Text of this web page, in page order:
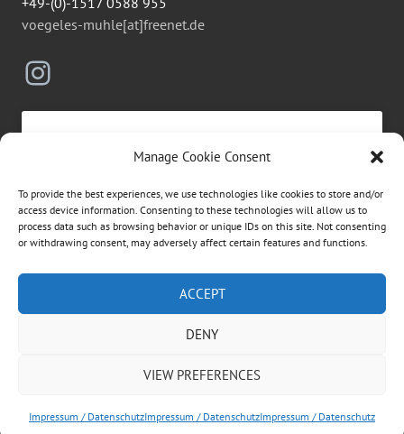
Manage Cookie Consent
To provide the best experiences, we use technologies like cookies to store and/or
access device information. Consenting to these technologies will allow us to
process data such as browsing behavior or unique IDs on this site. Not consenting
or withdrawing consent, may adversely affect certain features and functions.
ACCEPT
DENY
VIEW PREFERENCES
Impressum / DatenschutzImpressum / DatenschutzImpressum / Datenschutz
voegeles-muhle[at]freenet.de
Instagram
enable this content
Suchen